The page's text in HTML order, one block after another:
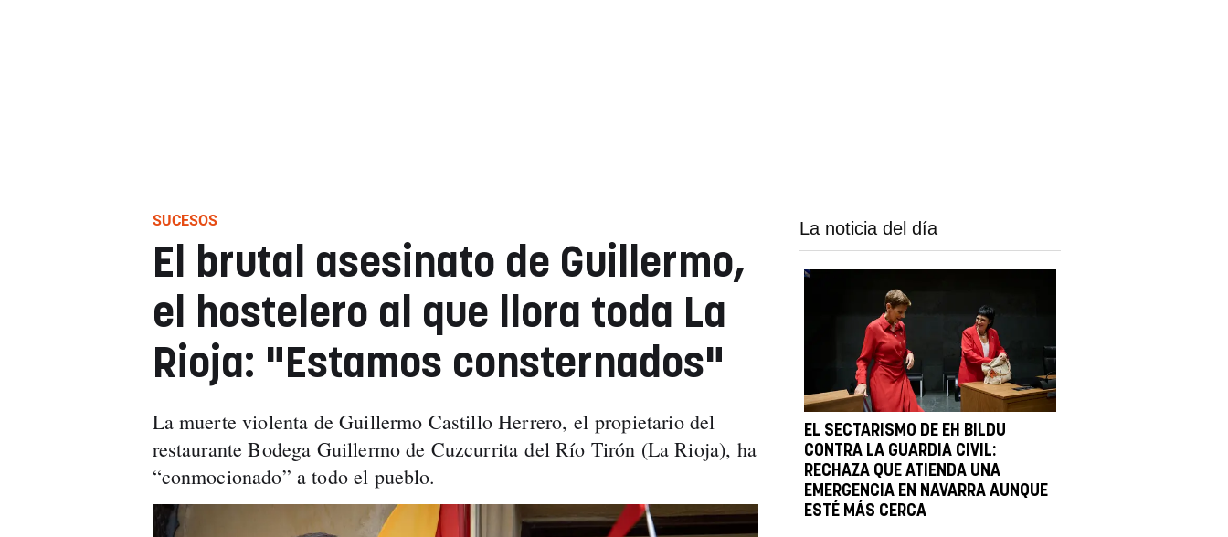
SUCESOS
El brutal asesinato de Guillermo,
el hostelero al que llora toda La
Rioja: "Estamos consternados"
La muerte violenta de Guillermo Castillo Herrero, el propietario del
restaurante Bodega Guillermo de Cuzcurrita del Río Tirón (La Rioja), ha
“conmocionado” a todo el pueblo.
La noticia del día
EL SECTARISMO DE EH BILDU
CONTRA LA GUARDIA CIVIL:
RECHAZA QUE ATIENDA UNA
EMERGENCIA EN NAVARRA AUNQUE
ESTÉ MÁS CERCA